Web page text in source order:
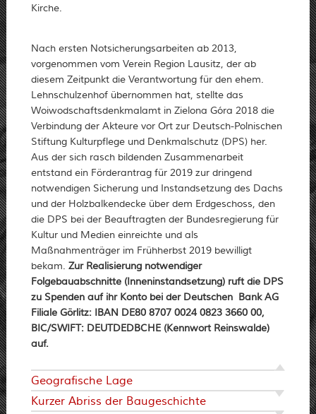
Kirche.
Nach ersten Notsicherungsarbeiten ab 2013,
vorgenommen vom Verein Region Lausitz, der ab
diesem Zeitpunkt die Verantwortung für den ehem.
Lehnschulzenhof übernommen hat, stellte das
Woiwodschaftsdenkmalamt in Zielona Góra 2018 die
Verbindung der Akteure vor Ort zur Deutsch-Polnischen
Stiftung Kulturpflege und Denkmalschutz (DPS) her.
Aus der sich rasch bildenden Zusammenarbeit
entstand ein Förderantrag für 2019 zur dringend
notwendigen Sicherung und Instandsetzung des Dachs
und der Holzbalkendecke über dem Erdgeschoss, den
die DPS bei der Beauftragten der Bundesregierung für
Kultur und Medien einreichte und als
Maßnahmenträger im Frühherbst 2019 bewilligt
bekam. Zur Realisierung notwendiger
Folgebauabschnitte (Inneninstandsetzung) ruft die DPS
zu Spenden auf ihr Konto bei der Deutschen Bank AG
Filiale Görlitz: IBAN DE80 8707 0024 0823 3660 00,
BIC/SWIFT: DEUTDEDBCHE (Kennwort Reinswalde)
auf.
Geografische Lage
Kurzer Abriss der Baugeschichte